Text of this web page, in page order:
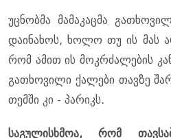
უცნობმა მამაკაცმა
დაინახოს, ხოლო თუ ის მას
რომ ამით ის მოკრძალების
გათხოვილი ქალები თავზე
თემში კი - პარიკს.
საგულისხმოა, რომ